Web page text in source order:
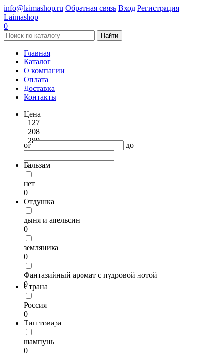
info@laimashop.ru Обратная связь Вход Регистрация
Laimashop
0
Найти
Главная
Каталог
О компании
Оплата
Доставка
Контакты
Цена
127
208
289
от до
Бальзам
нет
0
Отдушка
дыня и апельсин
0
земляника
0
Фантазийный аромат с пудровой нотой
0
Страна
Россия
0
Тип товара
шампунь
0